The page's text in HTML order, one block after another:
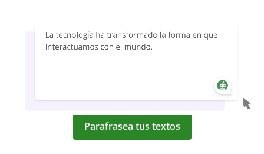
Parafrasea tus textos